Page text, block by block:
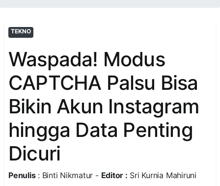
TEKNO
Waspada! Modus
CAPTCHA Palsu Bisa
Bikin Akun Instagram
hingga Data Penting
Dicuri
Penulis: Binti Nikmatur - Editor : Sri Kurnia Mahiruni